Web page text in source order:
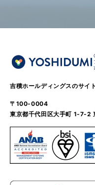
吉積ホールディングスのサイ
〒100-0004
東京都千代田区大手町 1-7-2